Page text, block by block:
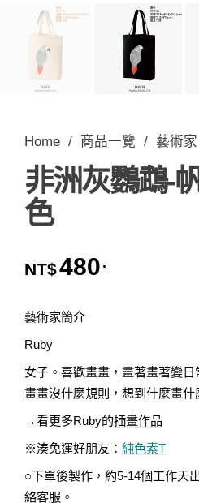
Home / 商品一覽 / 藝術家
非洲灰鸚鵡-
色
NT$480 .
藝術家簡介
Ruby
女子。喜歡畫畫，畫著畫著變日
畫畫沒什麼規則，想到什麼畫什
→看更多Ruby的插畫作品
※湊免運好朋友： 純色素T
○下單後製作，約5-14個工作天
絡客服。